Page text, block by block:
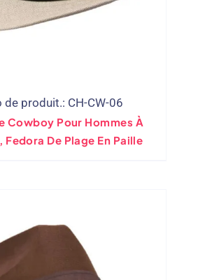
de produit.: CH-CW-06
Cowboy Pour Hommes À
Fedora De Plage En Paille